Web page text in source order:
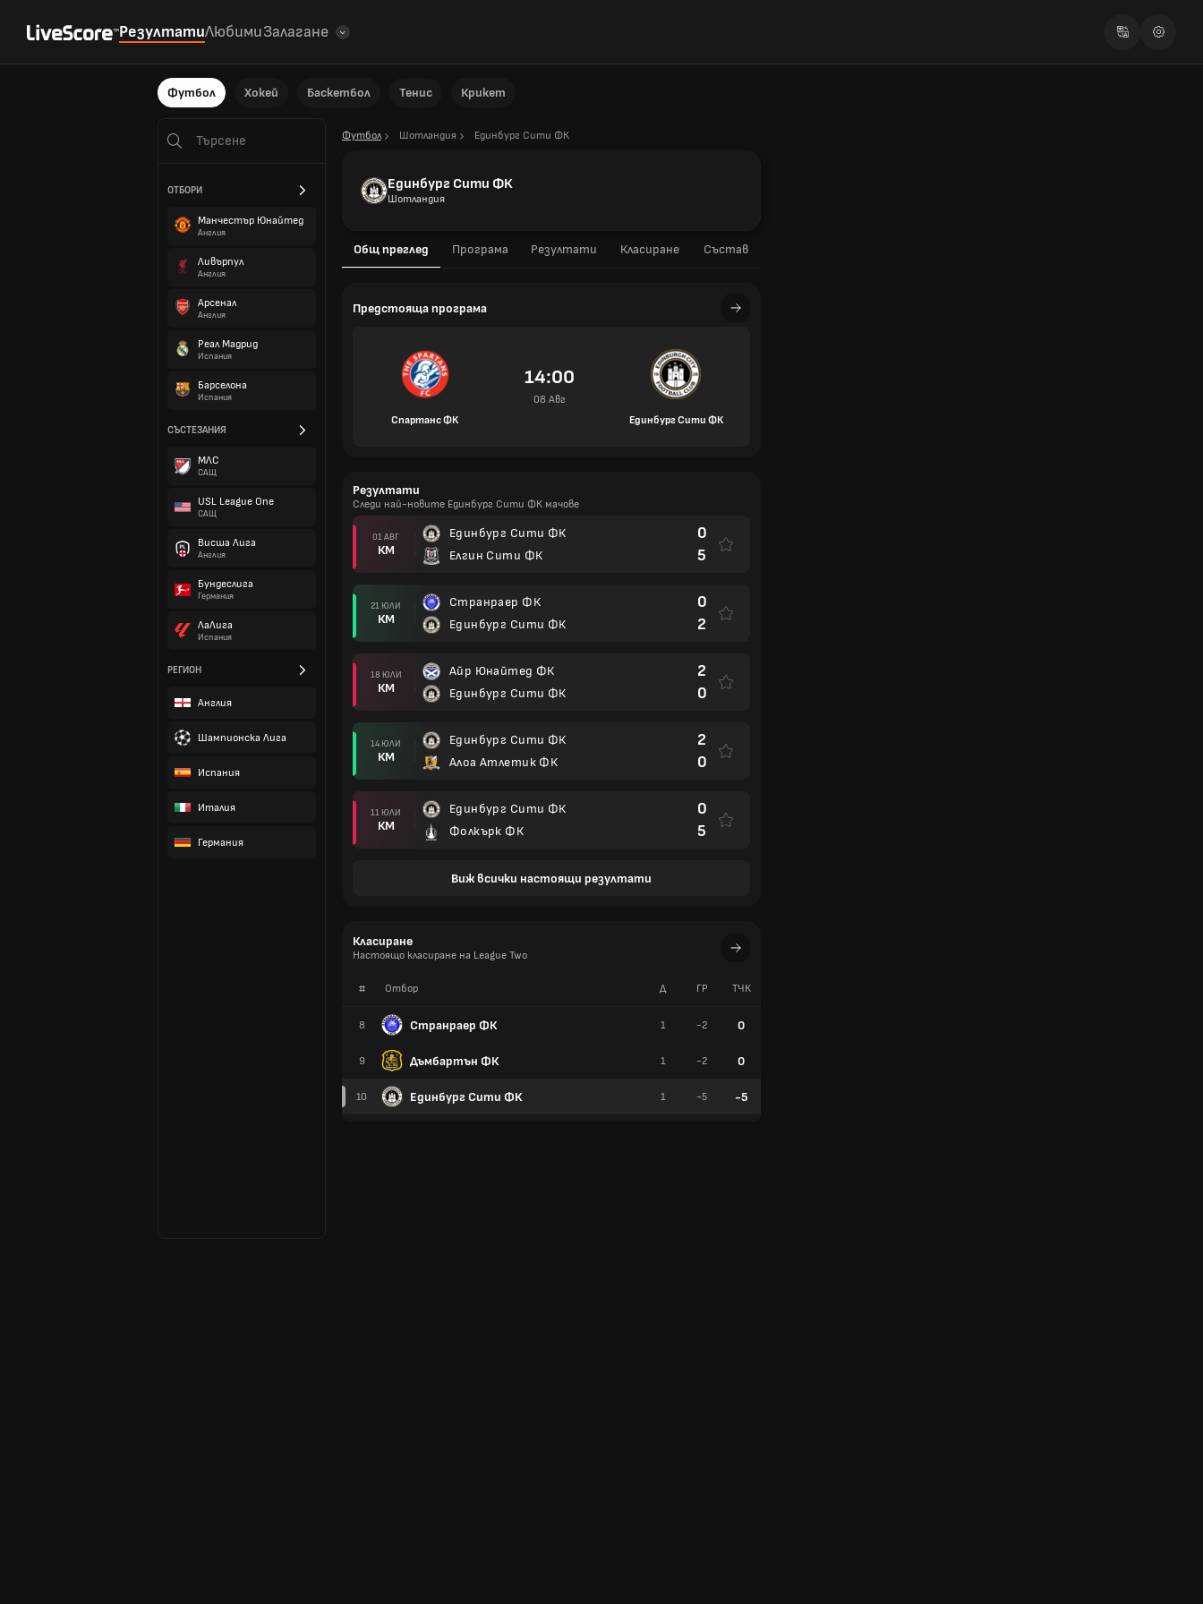
РезултатиЛюбимиЗалагане
Футбол Хокей Баскетбол Тенис Крикет
ОТБОРИ
Манчестър Юнайтед
Англия
Ливърпул
Англия
Арсенал
Англия
Реал Мадрид
Испания
Барселона
Испания
СЪСТЕЗАНИЯ
МЛС
САЩ
USL League One
САЩ
Висша Лига
Англия
Бундеслига
Германия
ЛаЛига
Испания
РЕГИОН
Англия
Шампионска Лига
Испания
Италия
Германия
Футбол Шотландия Единбург Сити ФК
Единбург Сити ФК
Шотландия
Общ преглед Програма Резултати Класиране Състав
Предстояща програма
Спартанс ФК
14:00
08 Авг
Единбург Сити ФК
Резултати
Следи най-новите Единбург Сити ФК мачове
01 АВГ
КМ
Единбург Сити ФК
Елгин Сити ФК
0
5
21 ЮЛИ
КМ
Странраер ФК
Единбург Сити ФК
0
2
18 ЮЛИ
КМ
Айр Юнайтед ФК
Единбург Сити ФК
2
0
14 ЮЛИ
КМ
Единбург Сити ФК
Алоа Атлетик ФК
2
0
11 ЮЛИ
КМ
Единбург Сити ФК
Фолкърк ФК
0
5
Виж всички настоящи резултати
Класиране
Настоящо класиране на League Two
# Отбор
8 Странраер ФК
9 Дъмбартън ФК
10 Единбург Сити ФК
Д ГР TЧК
1 -2 0
1 -2 0
1 -5 -5